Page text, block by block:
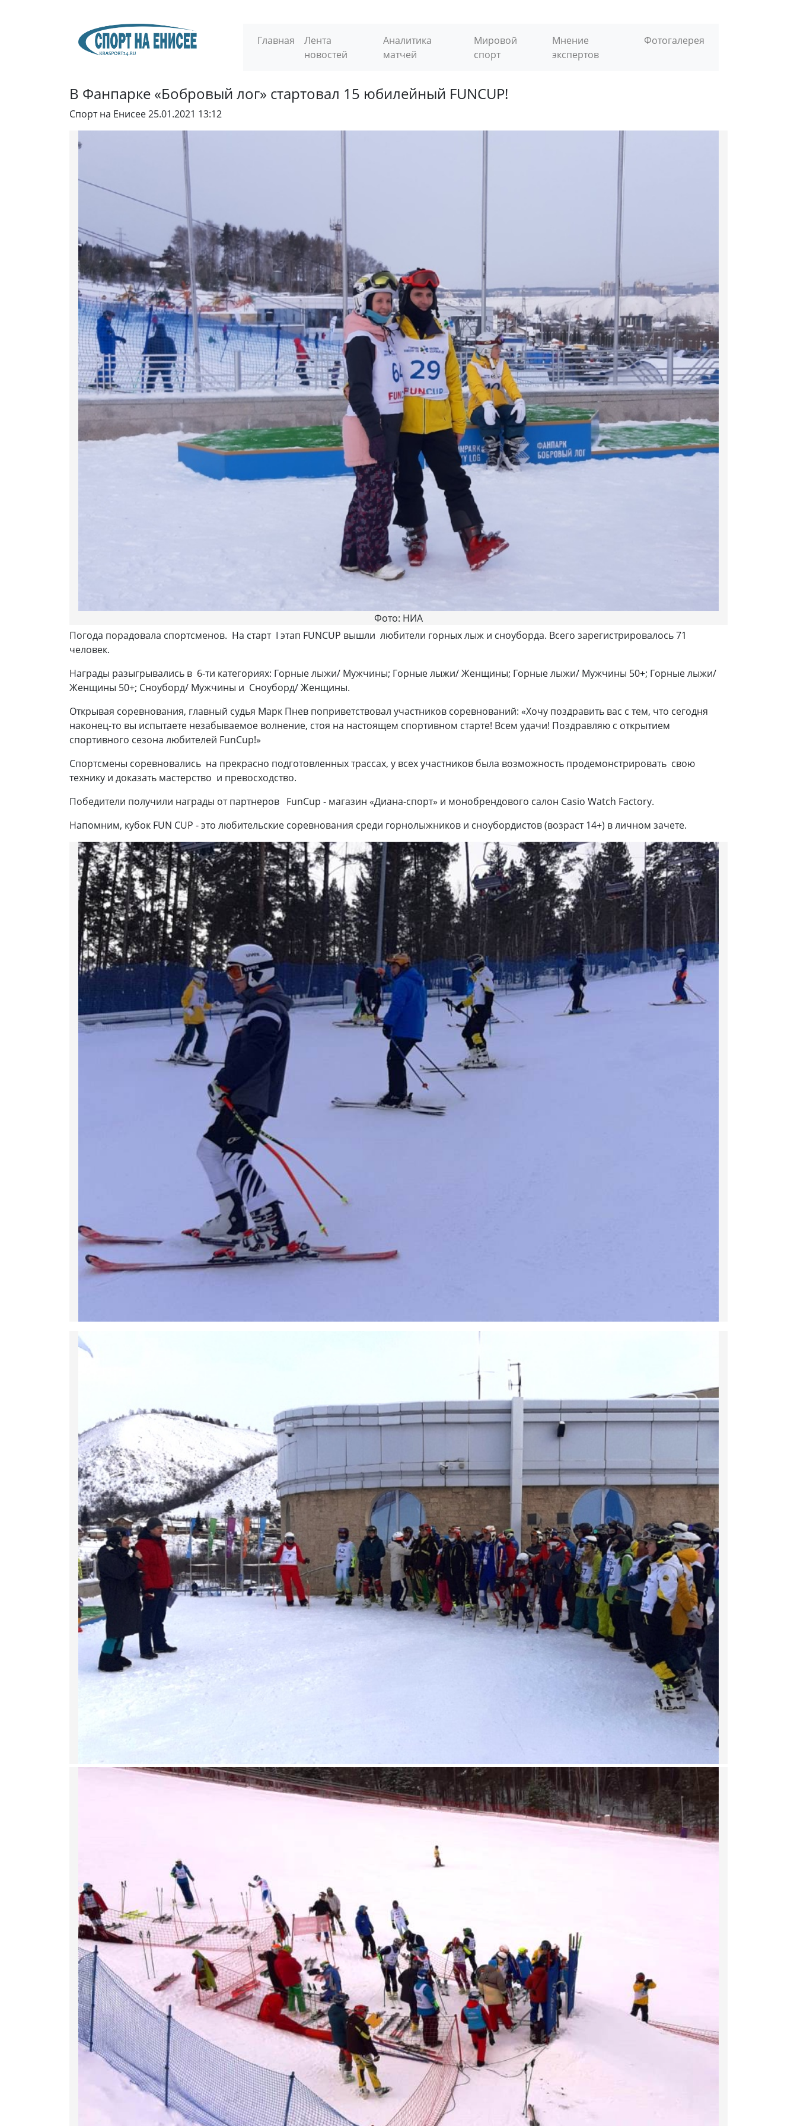
Главная
Лента
новостей
Аналитика
матчей
Мировой
спорт
Мнение
экспертов
Фотогалерея
В Фанпарке «Бобровый лог» стартовал 15 юбилейный FUNCUP!
Спорт на Енисее25.01.2021 13:12
Фото: НИА
Погода порадовала спортсменов. На старт I этап FUNCUP вышли любители горных лыж и сноуборда. Всего зарегистрировалось 71
человек.
Награды разыгрывались в 6-ти категориях: Горные лыжи/ Мужчины; Горные лыжи/ Женщины; Горные лыжи/ Мужчины 50+; Горные лыжи/
Женщины 50+; Сноуборд/ Мужчины и Сноуборд/ Женщины.
Открывая соревнования, главный судья Марк Пнев поприветствовал участников соревнований: «Хочу поздравить вас с тем, что сегодня
наконец-то вы испытаете незабываемое волнение, стоя на настоящем спортивном старте! Всем удачи! Поздравляю с открытием
спортивного сезона любителей FunCup!»
Спортсмены соревновались на прекрасно подготовленных трассах, у всех участников была возможность продемонстрировать свою
технику и доказать мастерство и превосходство.
Победители получили награды от партнеров FunCup - магазин «Диана-спорт» и монобрендового салон Casio Watch Factory.
Напомним, кубок FUN CUP - это любительские соревнования среди горнолыжников и сноубордистов (возраст 14+) в личном зачете.